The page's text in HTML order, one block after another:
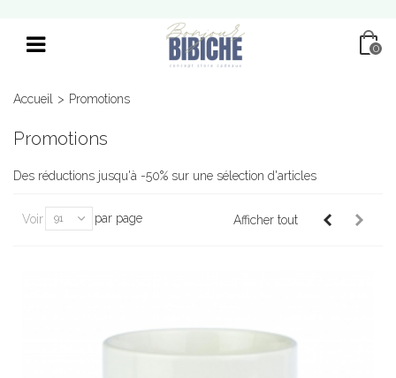
0
Accueil > Promotions
Promotions
Des réductions jusqu'à -50% sur une sélection d'articles
Voir 91 par page Afficher tout